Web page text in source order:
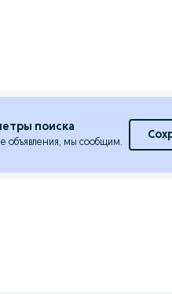
поиска
объявления, мы сообщим.